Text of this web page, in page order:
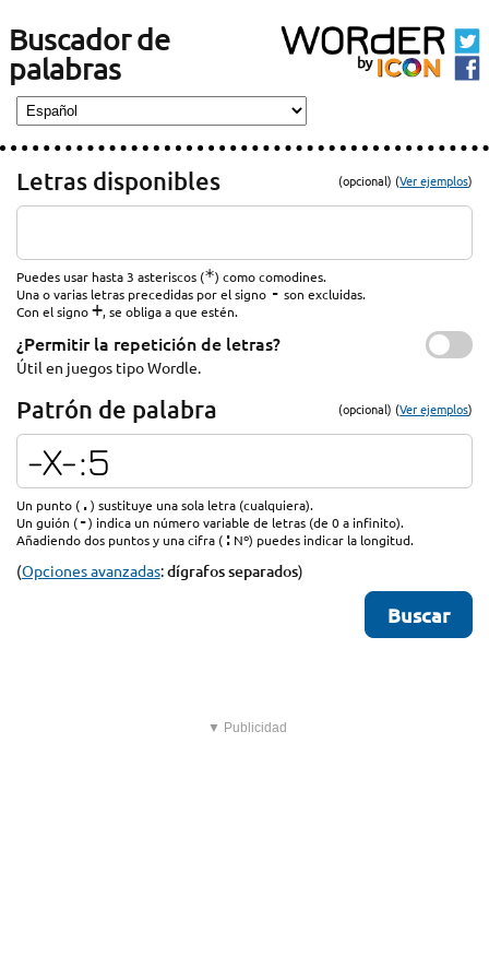
Buscador de
palabras
Letras disponibles (opcional) (Ver ejemplos)
Puedes usar hasta 3 asteriscos (*) como comodines.
Una o varias letras precedidas por el signo - son excluidas.
Con el signo+, se obliga a que estén.
¿Permitir la repetición de letras?
Útil en juegos tipo Wordle.
Patrón de palabra (opcional) (Ver ejemplos)
Un punto (.) sustituye una sola letra (cualquiera).
Un guión (-) indica un número variable de letras (de 0 a infinito).
Añadiendo dos puntos y una cifra (: Nº) puedes indicar la longitud.
(Opciones avanzadas:dígrafos separados)
▼ Publicidad